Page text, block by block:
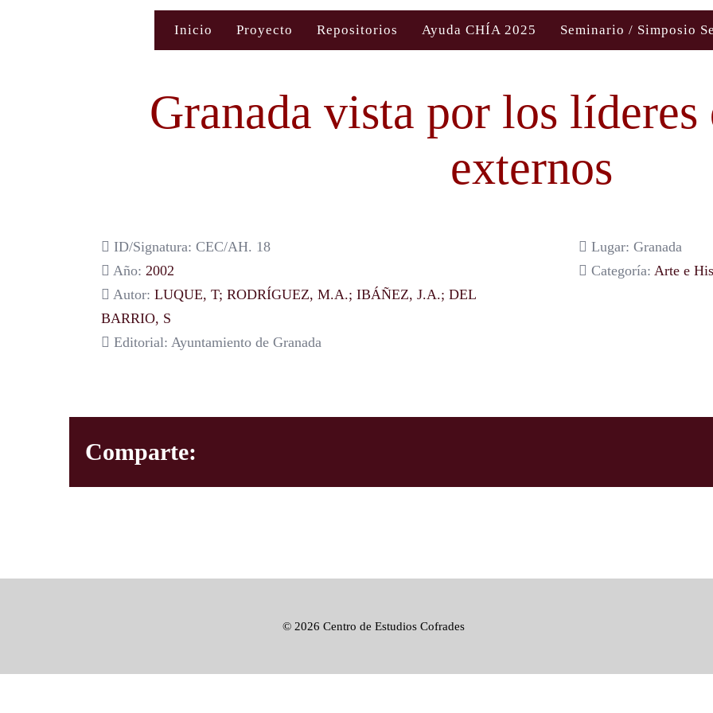
Inicio Proyecto Repositorios Ayuda CHÍA 2025 Seminario / Simposio
Granada vista por los
externos
ID/Signatura: CEC/AH. 18
Año: 2002
Autor: LUQUE, T; RODRÍGUEZ, M.A.; IBÁÑEZ, J.A.; DEL
BARRIO, S
Editorial: Ayuntamiento de Granada
Lugar: Granada
Categoría: Arte e
Comparte:
© 2026 Centro de Estudios Cofrades